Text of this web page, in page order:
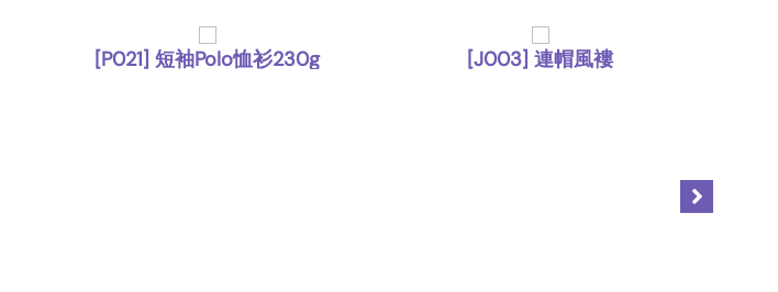
[P021] 短袖Polo恤衫230g [J003] 連帽風褸